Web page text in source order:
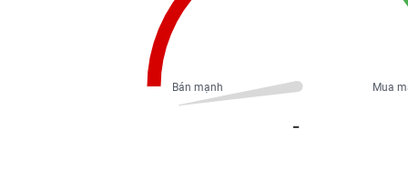
Mua
Bán mạnh